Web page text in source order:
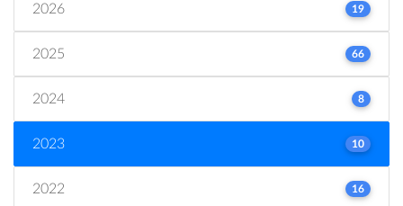
2026 19
2025 66
2024 8
2023 10
2022 16